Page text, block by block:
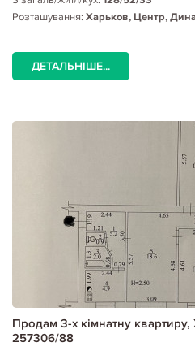
Розташування: Харьков, Центр,
ДЕТАЛЬНІШЕ...
Продам 3-х кімнатну
257306/88